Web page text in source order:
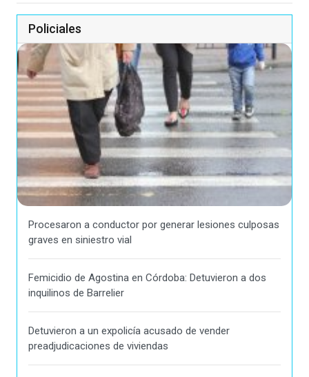
Policiales
Procesaron a conductor por generar lesiones culposas
graves en siniestro vial
Femicidio de Agostina en Córdoba: Detuvieron a dos
inquilinos de Barrelier
Detuvieron a un expolicía acusado de vender
preadjudicaciones de viviendas